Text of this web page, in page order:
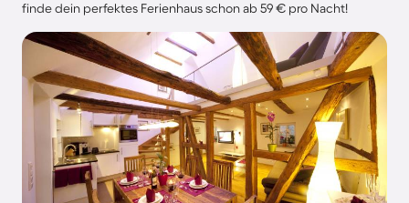
finde dein perfektes Ferienhaus schon ab 59 € pro Nacht!